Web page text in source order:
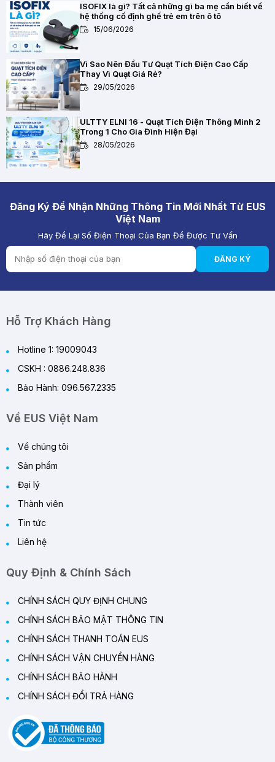
ISOFIX là gì? Tất cả những gì ba mẹ cần biết về
hệ thống cố định ghế trẻ em trên ô tô
15/06/2026
Vì Sao Nên Đầu Tư Quạt Tích Điện Cao Cấp
Thay Vì Quạt Giá Rẻ?
29/05/2026
ULTTY ELNI 16 - Quạt Tích Điện Thông Minh 2
Trong 1 Cho Gia Đình Hiện Đại
28/05/2026
28/05/2026
Quạt Tích Điện Pin Lithium vs Pin Ắc Quy: Loại
Nào Đáng Mua Hơn?
28/05/2026
29/05/2026
Đăng Ký Để Nhận Những Thông Tin Mới Nhất Từ EUS
Việt Nam
Hãy Để Lại Số Điện Thoại Của Bạn Để Được Tư Vấn
ĐĂNG KÝ
Hỗ Trợ Khách Hàng
Hotline 1: 19009043
CSKH : 0886.248.836
Bảo Hành: 096.567.2335
Về EUS Việt Nam
Về chúng tôi
Sản phẩm
Đại lý
Thành viên
Tin tức
Liên hệ
Quy Định & Chính Sách
CHÍNH SÁCH QUY ĐỊNH CHUNG
CHÍNH SÁCH BẢO MẬT THÔNG TIN
CHÍNH SÁCH THANH TOÁN EUS
CHÍNH SÁCH VẬN CHUYỂN HÀNG
CHÍNH SÁCH BẢO HÀNH
CHÍNH SÁCH ĐỔI TRẢ HÀNG